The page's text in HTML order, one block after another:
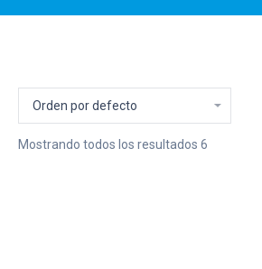
Mostrando todos los resultados 6